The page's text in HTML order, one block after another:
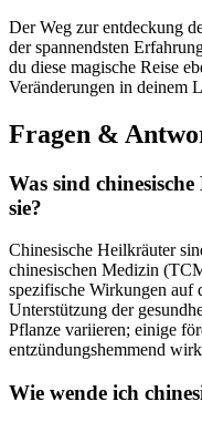
Der Weg zur entdeckung
der spannendsten
du diese‍ magische Reise⁢
Veränderungen in ⁤deinem
Fragen &
Was sind
sie?
Chinesische Heilkräuter
chinesischen‍ Medizin
spezifische‍ Wirkungen auf
Unterstützung der
‍Pflanze variieren; einige
entzündungshemmend
Wie wende ich